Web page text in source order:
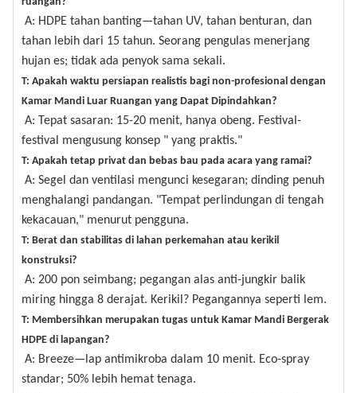
A: HDPE tahan banting—tahan UV, tahan benturan, dan
tahan lebih dari 15 tahun. Seorang pengulas menerjang
hujan es; tidak ada penyok sama sekali.
T: Apakah waktu persiapan realistis bagi non-profesional dengan
Kamar Mandi Luar Ruangan yang Dapat Dipindahkan?
A: Tepat sasaran: 15-20 menit, hanya obeng. Festival-
festival mengusung konsep " yang praktis."
T: Apakah tetap privat dan bebas bau pada acara yang ramai?
A: Segel dan ventilasi mengunci kesegaran; dinding penuh
menghalangi pandangan. "Tempat perlindungan di tengah
kekacauan," menurut pengguna.
T: Berat dan stabilitas di lahan perkemahan atau kerikil
konstruksi?
A: 200 pon seimbang; pegangan alas anti-jungkir balik
miring hingga 8 derajat. Kerikil? Pegangannya seperti lem.
T: Membersihkan merupakan tugas untuk Kamar Mandi Bergerak
HDPE di lapangan?
A: Breeze—lap antimikroba dalam 10 menit. Eco-spray
standar; 50% lebih hemat tenaga.